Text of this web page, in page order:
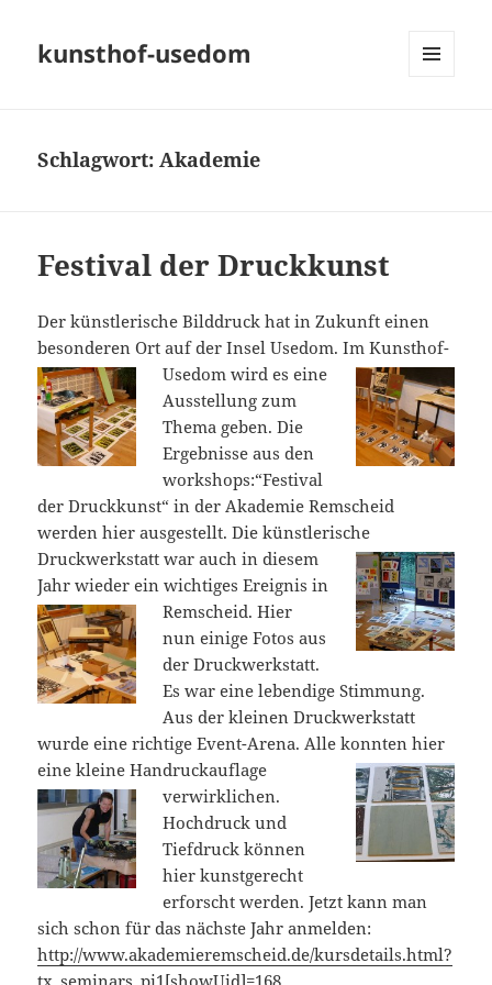
kunsthof-usedom
Schlagwort:Akademie
Festival der Druckkunst
Der künstlerische Bilddruck hat in Zukunft einen
besonderen Ort auf der Insel Usedom.Im Kunsthof-
Usedom wird es eine
Ausstellung zum
Thema geben. Die
Ergebnisse aus den
workshops:“Festival
der Druckkunst“ in der Akademie Remscheid
werden hier ausgestellt. Die künstlerische
Druckwerkstatt war auch in diesem
Jahr wieder ein wichtiges Ereignis in
Remscheid. Hier
nun einige Fotos aus
der Druckwerkstatt.
Es war eine lebendige Stimmung.
Aus der kleinen Druckwerkstatt
wurde eine richtige Event-Arena. Alle konnten hier
eine kleine Handruckauflage
verwirklichen.
Hochdruck und
Tiefdruck können
hier kunstgerecht
erforscht werden. Jetzt kann man
sich schon für das nächste Jahr anmelden:
http://www.akademieremscheid.de/kursdetails.html?